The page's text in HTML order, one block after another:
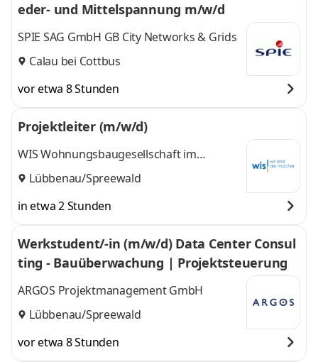
eder- und Mittelspannung m/w/d
SPIE SAG GmbH GB City Networks & Grids
Calau bei Cottbus
vor etwa 8 Stunden
Projektleiter (m/w/d)
WIS Wohnungsbaugesellschaft im
Spreewald mbH
Lübbenau/Spreewald
in etwa 2 Stunden
Werkstudent/-in (m/w/d) Data Center Consul
ting - Bauüberwachung | Projektsteuerung
ARGOS Projektmanagement GmbH
Lübbenau/Spreewald
vor etwa 8 Stunden